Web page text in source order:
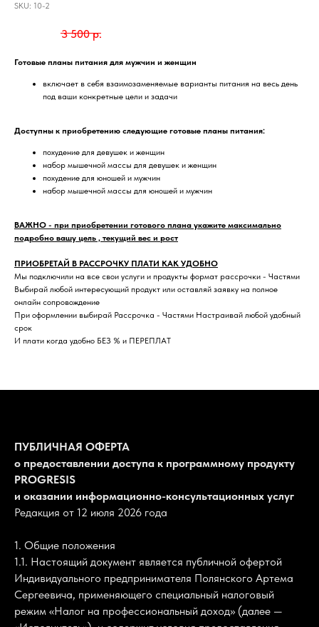
SKU: 10-2
3 500 р.
Готовые планы питания для мужчин и женщин
включает в себя взаимозаменяемые варианты питания на весь день
под ваши конкретные цели и задачи
Доступны к приобретению следующие готовые планы питания:
похудение для девушек и женщин
набор мышечной массы для девушек и женщин
похудение для юношей и мужчин
набор мышечной массы для юношей и мужчин
ВАЖНО - при приобретении готового плана укажите максимально
подробно вашу цель , текущий вес и рост
ПРИОБРЕТАЙ В РАССРОЧКУ ПЛАТИ КАК УДОБНО
Мы подключили на все свои услуги и продукты формат рассрочки - Частями
Выбирай любой интересующий продукт или оставляй заявку на полное
онлайн сопровождение
При оформлении выбирай Рассрочка - Частями Настраивай любой удобный
срок
И плати когда удобно БЕЗ % и ПЕРЕПЛАТ
ПУБЛИЧНАЯ ОФЕРТА
о предоставлении доступа к программному продукту
PROGRESIS
и оказании информационно-консультационных услуг
Редакция от 12 июля 2026 года
1. Общие положения
1.1. Настоящий документ является публичной офертой
Индивидуального предпринимателя Полянского Артема
Сергеевича, применяющего специальный налоговый
режим «Налог на профессиональный доход» (далее —